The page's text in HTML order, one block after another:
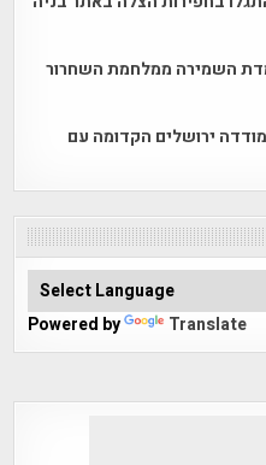
השמירה ממלחמת השחרור
ירושלים הקדומה עם
Powered by Translate